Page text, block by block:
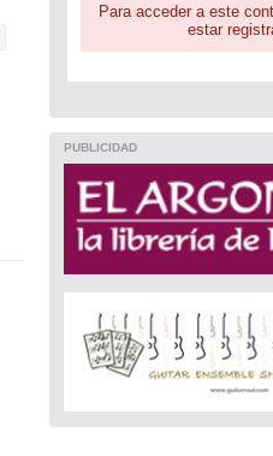
Para acceder a este
estar
PUBLICIDAD